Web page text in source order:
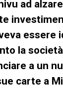
ad
essere
la
a un
carte a